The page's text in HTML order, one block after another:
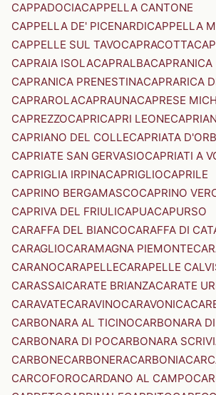
CAPPADOCIACAPPELLA CANTONE
CAPPELLA DE' PICENARDICAPPELLA
CAPPELLE SUL TAVOCAPRACOTTA
CAPRAIA ISOLACAPRALBACAPRANICA
CAPRANICA PRENESTINACAPRARICA
CAPRAROLACAPRAUNACAPRESE
CAPREZZOCAPRICAPRI LEONE
CAPRIANO DEL COLLECAPRIATA
CAPRIATE SAN GERVASIOCAPRIATI A
CAPRIGLIA IRPINACAPRIGLIOCAPRILE
CAPRINO BERGAMASCOCAPRINO
CAPRIVA DEL FRIULICAPUACAPURSO
CARAFFA DEL BIANCOCARAFFA DI
CARAGLIOCARAMAGNA PIEMONTE
CARANOCARAPELLECARAPELLE
CARASSAICARATE BRIANZACARATE
CARAVATECARAVINOCARAVONICA
CARBONARA AL TICINOCARBONARA
CARBONARA DI POCARBONARA
CARBONECARBONERACARBONIA
CARCOFOROCARDANO AL CAMPO